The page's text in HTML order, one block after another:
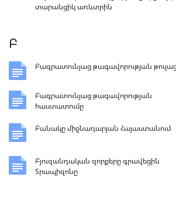
տարանցիկ առևտրին
Բ
Բագրատունյաց թագավորության
Բագրատունյաց թագավորության
հաստատումը
Բանակը միջնադարյան Հայաստանում
Բյուզանդական զորքերը գրավեցին
Տրապիզոնը